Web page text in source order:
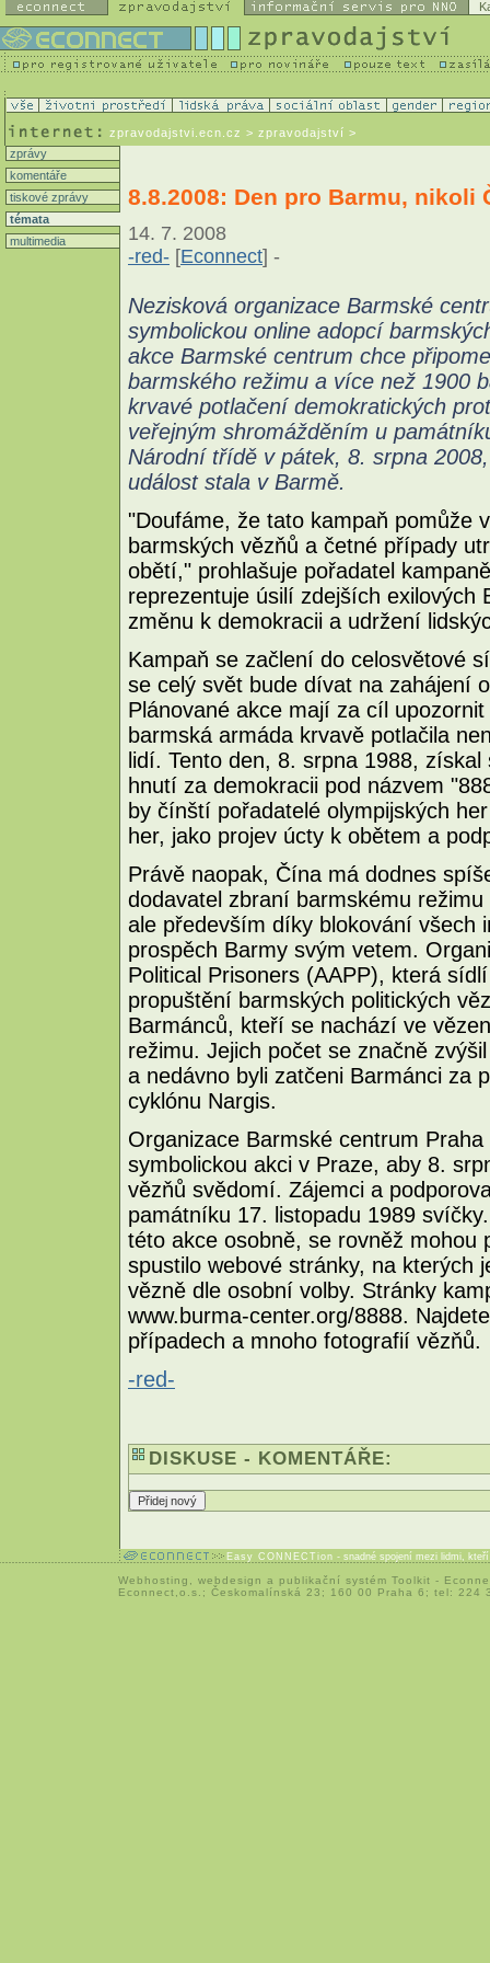
zpravodajstvi.ecn.cz > zpravodajství >
zprávy
komentáře
tiskové zprávy
témata
multimedia
8.8.2008: Den pro Barmu, nikoli
14. 7. 2008
-red- [Econnect] -
Nezisková organizace Barmské
symbolickou online adopcí
akce Barmské centrum chce
barmského režimu a více než 1900
krvavé potlačení demokratických
veřejným shromážděním u
Národní třídě v pátek, 8. srpna
událost stala v Barmě.
"Doufáme, že tato kampaň pomůže
barmských vězňů a četné případy
obětí," prohlašuje pořadatel
reprezentuje úsilí zdejších exilových
změnu k demokracii a udržení
Kampaň se začlení do celosvětové
se celý svět bude dívat na zahájení
Plánované akce mají za cíl
barmská armáda krvavě potlačila
lidí. Tento den, 8. srpna 1988,
hnutí za demokracii pod názvem
by čínští pořadatelé olympijských
her, jako projev úcty k obětem a
Právě naopak, Čína má dodnes
dodavatel zbraní barmskému
ale především díky blokování všech
prospěch Barmy svým vetem.
Political Prisoners (AAPP), která
propuštění barmských politických
Barmánců, kteří se nachází ve
režimu. Jejich počet se značně
a nedávno byli zatčeni Barmánci za
cyklónu Nargis.
Organizace Barmské centrum
symbolickou akci v Praze, aby 8.
vězňů svědomí. Zájemci a
památníku 17. listopadu 1989
této akce osobně, se rovněž mohou
spustilo webové stránky, na kterých
vězně dle osobní volby. Stránky
www.burma-center.org/8888.
případech a mnoho fotografií vězňů.
-red-
DISKUSE - KOMENTÁŘE:
Easy CONNECTion - snadné spojení mezi lidmi,
Webhosting webdesign a publikační systém Toolkit -
Econnect,o.s.; Českomalínská 23; 160 00 Praha 6; tel: 224